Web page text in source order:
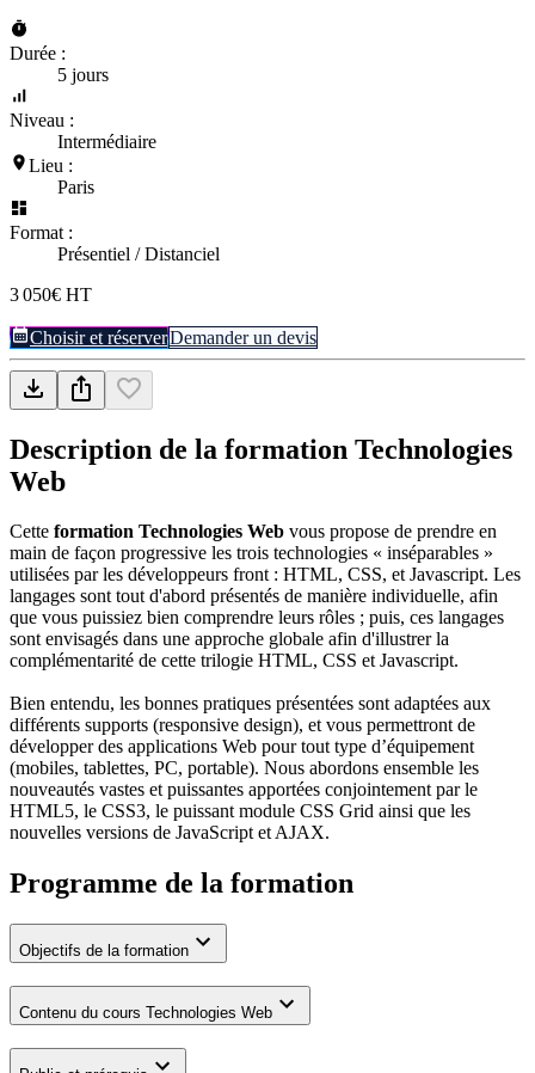
Durée :
5 jours
Niveau :
Intermédiaire
Lieu :
Paris
Format :
Présentiel / Distanciel
3 050€ HT
Choisir et réserverDemander un devis
Description de la formation Technologies
Web
Cette formation Technologies Web vous propose de prendre en
main de façon progressive les trois technologies « inséparables »
utilisées par les développeurs front : HTML, CSS, et Javascript. Les
langages sont tout d'abord présentés de manière individuelle, afin
que vous puissiez bien comprendre leurs rôles ; puis, ces langages
sont envisagés dans une approche globale afin d'illustrer la
complémentarité de cette trilogie HTML, CSS et Javascript.
Bien entendu, les bonnes pratiques présentées sont adaptées aux
différents supports (responsive design), et vous permettront de
développer des applications Web pour tout type d’équipement
(mobiles, tablettes, PC, portable). Nous abordons ensemble les
nouveautés vastes et puissantes apportées conjointement par le
HTML5, le CSS3, le puissant module CSS Grid ainsi que les
nouvelles versions de JavaScript et AJAX.
Programme de la formation
Objectifs de la formation
Contenu du cours Technologies Web